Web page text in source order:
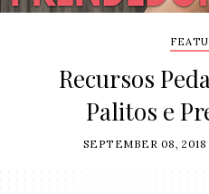
Recursos
Palitos e
SEPTEMBER 08, 2018